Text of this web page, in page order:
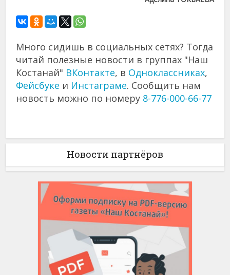
Много сидишь в социальных сетях? Тогда
читай полезные новости в группах "Наш
Костанай" ВКонтакте, в Одноклассниках,
Фейсбуке и Инстаграме. Сообщить нам
новость можно по номеру 8-776-000-66-77
Новости партнёров